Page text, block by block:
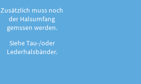
Zusätzlich muss noch
der Halsumfang
gemssen werden.
Siehe Tau-/oder
Lederhalsbänder.